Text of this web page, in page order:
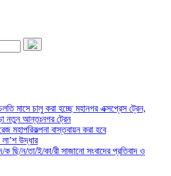
মাসে চালু করা হচ্ছে মহানগর এক্সপ্রেস ট্রেন,
নতুন আন্তঃনগর ট্রেন
মহাপরিকল্পনা বাস্তবায়ন করা হবে
উদ্ধার
ক ছি/ন/তা/ই/কা/রী সাজানো সংবাদের প্রতিবাদ ও